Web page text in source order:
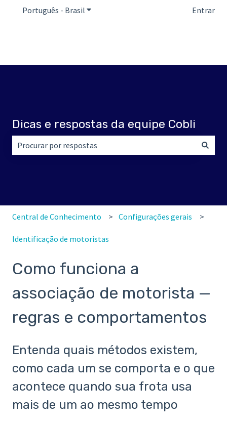
Português - Brasil Mostrar submenu para traduçõesEntrar
Dicas e respostas da equipe Cobli
Central de Conhecimento Configurações gerais
Identificação de motoristas
Como funciona a
associação de motorista —
regras e comportamentos
Entenda quais métodos existem,
como cada um se comporta e o que
acontece quando sua frota usa
mais de um ao mesmo tempo